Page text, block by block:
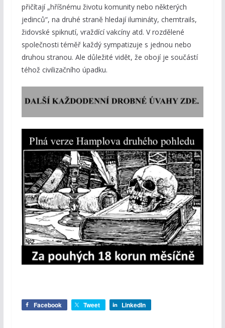
přičítají „hříšnému životu komunity nebo některých
jedinců“, na druhé straně hledají ilumináty, chemtrails,
židovské spiknutí, vraždící vakcíny atd. V rozdělené
společnosti téměř každý sympatizuje s jednou nebo
druhou stranou. Ale důležité vidět, že obojí je součástí
téhož civilizačního úpadku.
Facebook Tweet LinkedIn